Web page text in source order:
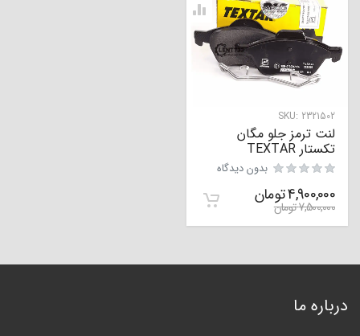
SKU: 2321502
لنت ترمز جلو مگان
تکستار TEXTAR
بدون دیدگاه
4,900,000تومان
7,500,000تومان
درباره ما